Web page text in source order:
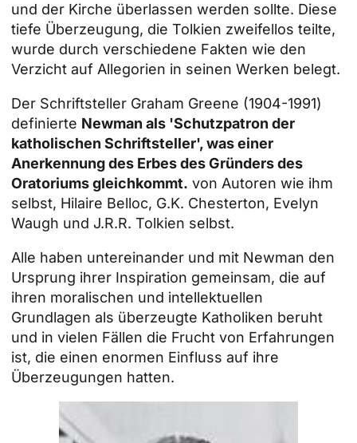
und der Kirche überlassen werden sollte. Diese
tiefe Überzeugung, die Tolkien zweifellos teilte,
wurde durch verschiedene Fakten wie den
Verzicht auf Allegorien in seinen Werken belegt.
Der Schriftsteller Graham Greene (1904-1991)
definierte Newman als 'Schutzpatron der
katholischen Schriftsteller', was einer
Anerkennung des Erbes des Gründers des
Oratoriums gleichkommt. von Autoren wie ihm
selbst, Hilaire Belloc, G.K. Chesterton, Evelyn
Waugh und J.R.R. Tolkien selbst.
Alle haben untereinander und mit Newman den
Ursprung ihrer Inspiration gemeinsam, die auf
ihren moralischen und intellektuellen
Grundlagen als überzeugte Katholiken beruht
und in vielen Fällen die Frucht von Erfahrungen
ist, die einen enormen Einfluss auf ihre
Überzeugungen hatten.